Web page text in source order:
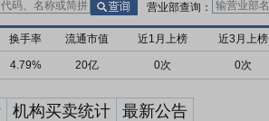
营业部查询：
换手率 流通市值 近1月上榜 近3月上榜
4.79% 20亿 0次 0次
机构买卖统计 最新公告